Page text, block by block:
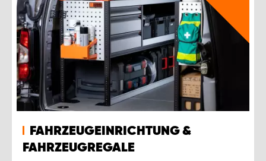
FAHRZEUGEINRICHTUNG &
FAHRZEUGREGALE